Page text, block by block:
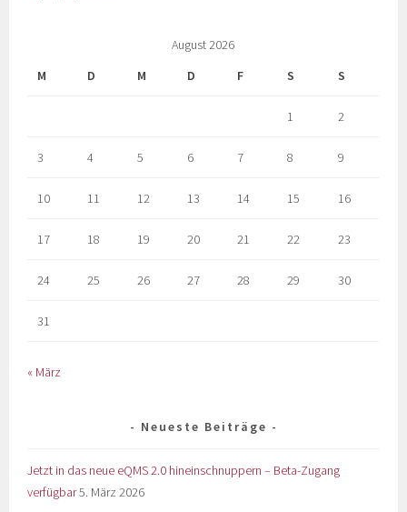
August 2026
M
D M D F S S
1 2
3 4 5 6 7 8 9
10 11 12 13 14 15 16
17 18 19 20 21 22 23
24 25 26 27 28 29 30
31
« März
Neueste Beiträge
Jetzt in das neue eQMS 2.0 hineinschnuppern – Beta-Zugang
verfügbar5. März 2026